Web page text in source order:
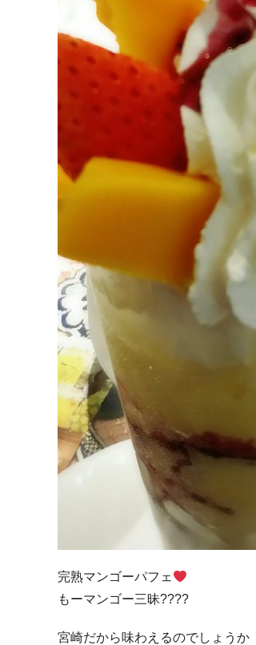
完熟マンゴーパフェ
もーマンゴー三昧????
宮崎だから味わえるのでしょうか